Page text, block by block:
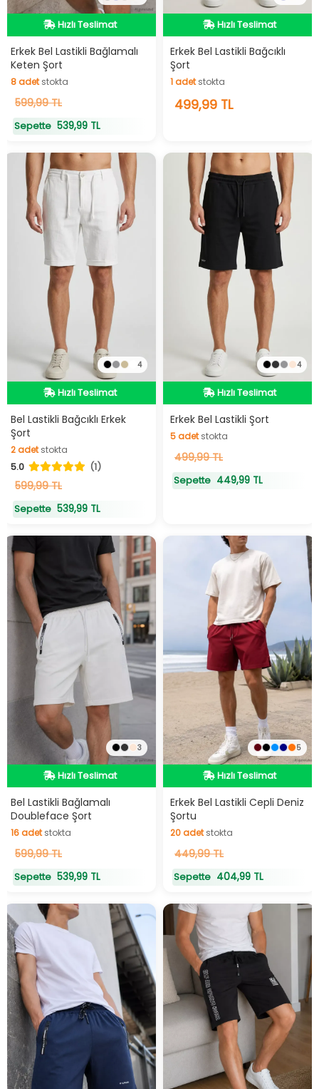
Hızlı Teslimat
Hızlı Teslimat
Erkek Bel Lastikli Bağlamalı
Keten Şort
8adetstokta
8adetstokta
599,99 TL
Sepette 539,99 TL
Hızlı Teslimat
Hızlı Teslimat
Erkek Bel Lastikli Bağcıklı
Şort
1adetstokta
adetstokta
499,99 TL
4
Hızlı Teslimat
Hızlı Teslimat
Bel Lastikli Bağcıklı Erkek
Şort
2adetstokta
2adetstokta
5.0 (1)
599,99 TL
Sepette 539,99 TL
4
Hızlı Teslimat
Hızlı Teslimat
Erkek Bel Lastikli Şort
5adetstokta
5adetstokta
499,99 TL
Sepette 449,99 TL
3
Hızlı Teslimat
Hızlı Teslimat
Bel Lastikli Bağlamalı
Doubleface Şort
16adetstokta
16adetstokta
599,99 TL
Sepette 539,99 TL
5
Hızlı Teslimat
Hızlı Teslimat
Erkek Bel Lastikli Cepli Deniz
Şortu
20adetstokta
20adetstokta
449,99 TL
Sepette 404,99 TL